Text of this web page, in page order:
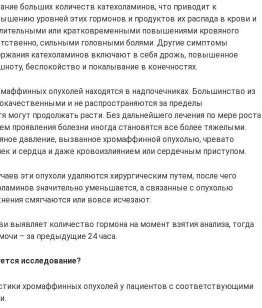
больших количеств катехоламинов, что приводит к
уровней этих гормонов и продуктов их распада в крови и
или кратковременными повышениями кровяного
сильными головными болями. Другие симптомы
катехоламинов включают в себя дрожь, повышенное
беспокойство и покалывание в конечностях.
опухолей находятся в надпочечниках. Большинство из
и не распространяются за пределы
могут продолжать расти. Без дальнейшего лечения по мере роста
проявления болезни иногда становятся все более тяжелыми.
давление, вызванное хромаффинной опухолью, чревато
и сердца и даже кровоизлиянием или сердечным приступом.
эти опухоли удаляются хирургическим путем, после чего
значительно уменьшается, а связанные с опухолью
смягчаются или вовсе исчезают.
выявляет количество гормона на момент взятия анализа, тогда
– за предыдущие 24 часа.
исследование?
хромаффинных опухолей у пациентов с соответствующими